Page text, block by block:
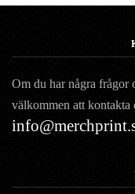
Om du har några frågor
välkommen att kontakta